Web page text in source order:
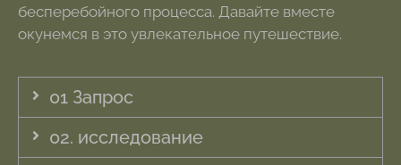
бесперебойного процесса. Давайте вместе
окунемся в это увлекательное путешествие.
01 Запрос
02. исследование